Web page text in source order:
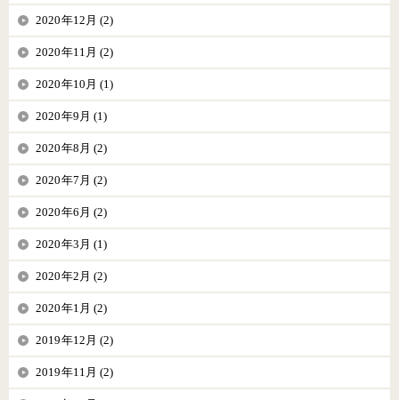
2020年12月 (2)
2020年11月 (2)
2020年10月 (1)
2020年9月 (1)
2020年8月 (2)
2020年7月 (2)
2020年6月 (2)
2020年3月 (1)
2020年2月 (2)
2020年1月 (2)
2019年12月 (2)
2019年11月 (2)